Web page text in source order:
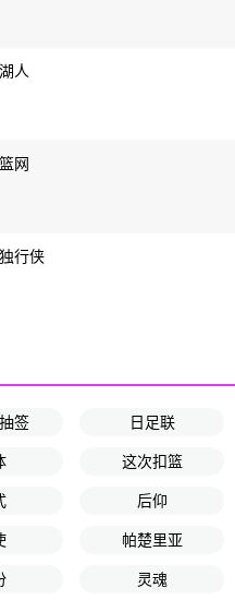
人
网
行侠
签 日足联
这次扣篮
后仰
帕楚里亚
灵魂